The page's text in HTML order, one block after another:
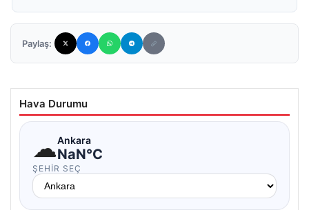
Paylaş:
Hava Durumu
☁Ankara
NaN°C
ŞEHIR SEÇ